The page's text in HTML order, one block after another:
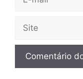
mail